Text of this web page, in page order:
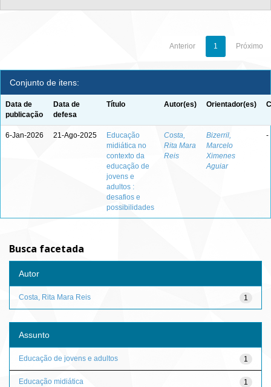
Anterior 1 Próximo
Conjunto de itens:
Data de
publicação
Data de
defesa
Título Autor(es) Orientador(es)
6-Jan-2026 21-Ago-2025
Educação
midiática no
contexto da
educação de
jovens e
adultos :
desafios e
possibilidades
Costa,
Rita Mara
Reis
Bizerril,
Marcelo
Ximenes
Aguiar
-
Busca facetada
Autor
1
Costa, Rita Mara Reis
Assunto
1
Educação de jovens e adultos
1
Educação midiática